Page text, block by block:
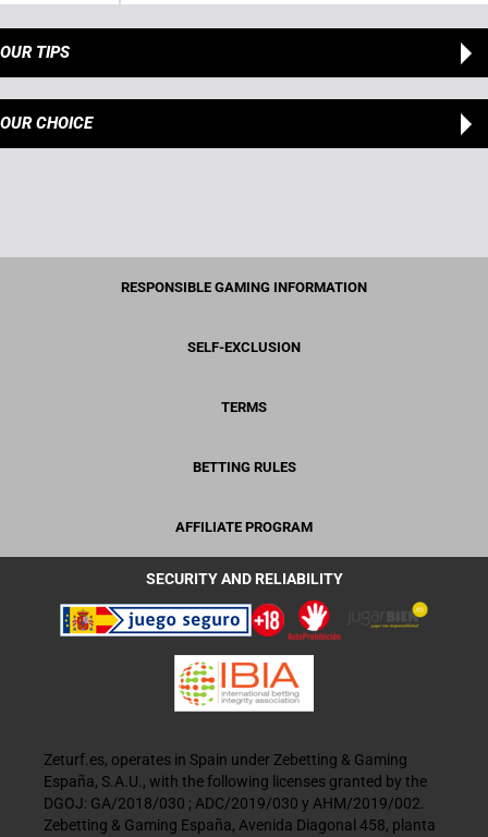
OUR TIPS
OUR CHOICE
RESPONSIBLE GAMING INFORMATION
SELF-EXCLUSION
TERMS
BETTING RULES
AFFILIATE PROGRAM
SECURITY AND RELIABILITY
Zeturf.es, operates in Spain under Zebetting & Gaming
España, S.A.U., with the following licenses granted by the
DGOJ: GA/2018/030 ; ADC/2019/030 y AHM/2019/002.
Zebetting & Gaming España, Avenida Diagonal 458, planta